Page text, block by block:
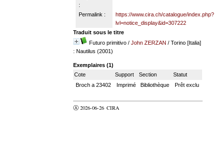
:
Permalink :
https://www.cira.ch/catalogue/index.php?
lvl=notice_display&id=307222
Traduit sous le titre
Futuro primitivo/ John ZERZAN / Torino [Italia]
: Nautilus (2001)
Exemplaires (1)
Cote
Support Section
Statut
Broch a 23402
Imprimé Bibliothèque Prêt exclu
Ⓐ 2026-06-26 CIRA